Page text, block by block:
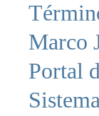
Marco
Portal